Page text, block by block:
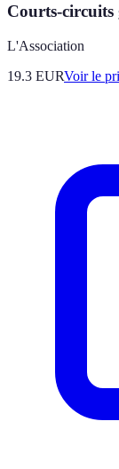
Courts-circuits
L'Association
19.3 EURVoir le